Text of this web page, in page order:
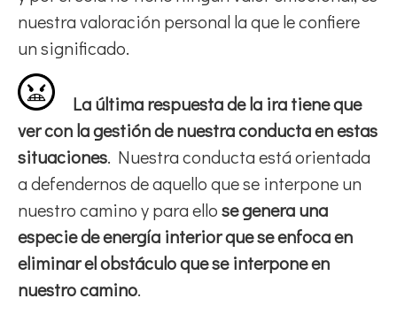
nuestra valoración personal la que le confiere
un significado.
La última respuesta de la ira tiene que
ver con la gestión de nuestra conducta en estas
situaciones. Nuestra conducta está orientada
a defendernos de aquello que se interpone un
nuestro camino y para ellose genera una
especie de energía interior que se enfoca en
eliminar el obstáculo que se interpone en
nuestro camino.